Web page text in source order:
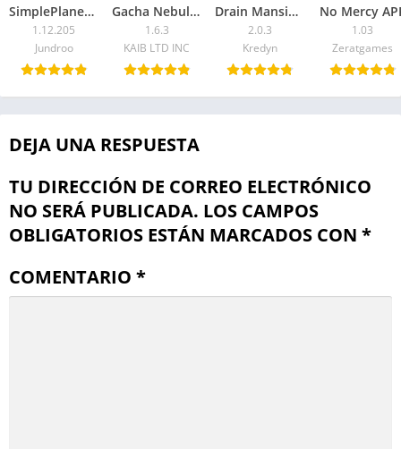
SimplePlanes APK
1.12.205
Jundroo
Gacha Nebula APK
1.6.3
KAIB LTD INC
Drain Mansion APK
2.0.3
Kredyn
No Mercy
1.03
Zeratgames
DEJA UNA RESPUESTA
TU DIRECCIÓN DE CORREO ELECTRÓNICO
NO SERÁ PUBLICADA. LOS CAMPOS
OBLIGATORIOS ESTÁN MARCADOS CON *
COMENTARIO *